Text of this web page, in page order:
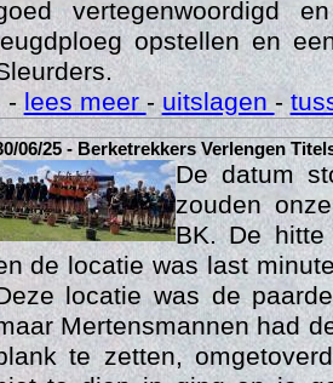
vertegenwoordigd
opstellen en
- lees meer -uitslagen -
06/25 - Berketrekkers Verlengen
De datum
zouden
BK. De
de locatie was last
locatie was de
Mertensmannen had
te zetten,